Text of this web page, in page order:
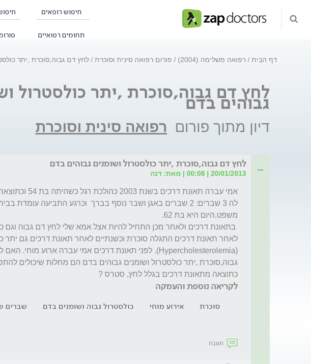
חיפוש רופאים
תחומים רפואיים
דף הבית רפואה משלימה (2004) פורום רפואה סינית וסוכרת לחץ דם גבוה,סוכרת ,יתר
לחץ דם גבוה,סוכרת ,יתר כולסטרול
גבוהים בדם
דיון מתוך פורום רפואה סינית וסוכרת
לחץ דם גבוה,סוכרת ,יתר כולסטרול ושומנים גבוהים בדם
20/01/2013 | 00:08 | מאת: דנה
כתוצאה מתאונת דרכים בגלל לחץ, סטרס ?
לקריאה נוספת והעמקה
סוכרת אירוע מוחי כולסטרול גבוה ושומנים בדם שברים
תגובה